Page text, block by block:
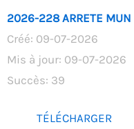
2026-228 ARRETE MUN
Créé: 09-07-2026
Mis à jour: 09-07-2026
Succès: 39
TÉLÉCHARGER